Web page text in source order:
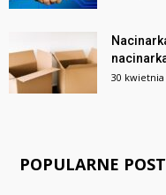
30 kwietnia
POPULARNE